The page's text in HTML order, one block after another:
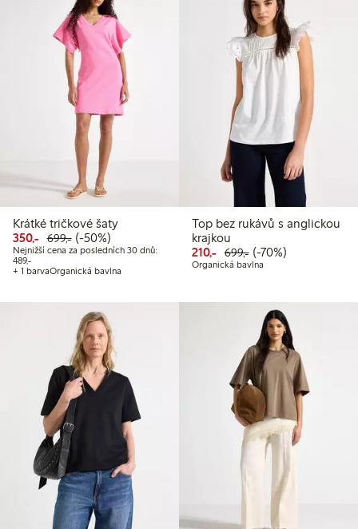
Krátké tričkové šaty
350,- Snížená cena: 350,00 Kč
699,-Běžná cena: 699,00 Kč
50% sleva
(-50%)
Nejnižší cena za posledních 30 dnů:
489,-Nejnižší cena za posledních 30 dnů: 489,00 Kč
+ 1 barvaOrganická bavlna
Top bez rukávů s anglickou
krajkou
210,- Snížená cena: 210,00 Kč
699,-Běžná cena: 699,00
70% sleva
(-70%)
Organická bavlna